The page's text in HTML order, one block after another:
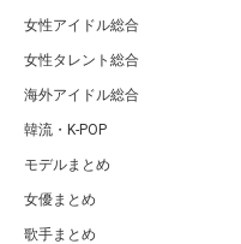
女性アイドル総合
女性タレント総合
海外アイドル総合
韓流・K-POP
モデルまとめ
女優まとめ
歌手まとめ